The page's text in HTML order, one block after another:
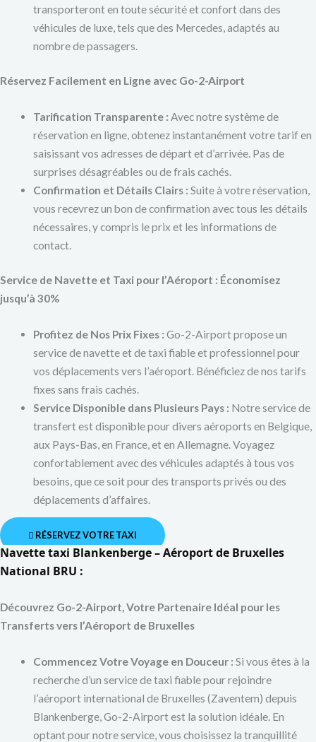
transporteront en toute sécurité et confort dans des
véhicules de luxe, tels que des Mercedes, adaptés au
nombre de passagers.
Réservez Facilement en Ligne avec Go-2-Airport
Tarification Transparente : Avec notre système de
réservation en ligne, obtenez instantanément votre tarif en
saisissant vos adresses de départ et d’arrivée. Pas de
surprises désagréables ou de frais cachés.
Confirmation et Détails Clairs : Suite à votre réservation,
vous recevrez un bon de confirmation avec tous les détails
nécessaires, y compris le prix et les informations de
contact.
Service de Navette et Taxi pour l’Aéroport : Économisez
jusqu’à 30%
Profitez de Nos Prix Fixes : Go-2-Airport propose un
service de navette et de taxi fiable et professionnel pour
vos déplacements vers l’aéroport. Bénéficiez de nos tarifs
fixes sans frais cachés.
Service Disponible dans Plusieurs Pays : Notre service de
transfert est disponible pour divers aéroports en Belgique,
aux Pays-Bas, en France, et en Allemagne. Voyagez
confortablement avec des véhicules adaptés à tous vos
besoins, que ce soit pour des transports privés ou des
déplacements d’affaires.
RÉSERVEZ VOTRE TAXI
Navette taxi Blankenberge – Aéroport de Bruxelles
National BRU :
Découvrez Go-2-Airport, Votre Partenaire Idéal pour les
Transferts vers l’Aéroport de Bruxelles
Commencez Votre Voyage en Douceur : Si vous êtes à la
recherche d’un service de taxi fiable pour rejoindre
l’aéroport international de Bruxelles (Zaventem) depuis
Blankenberge, Go-2-Airport est la solution idéale. En
optant pour notre service, vous choisissez la tranquillité